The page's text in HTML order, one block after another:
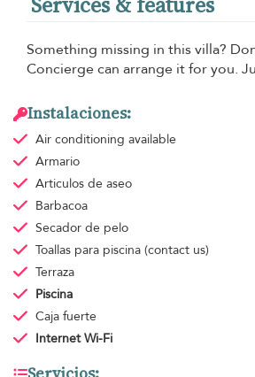
Something missing in this villa?
Concierge can arrange it for you.
Instalaciones:
Air conditioning available
Armario
Articulos de aseo
Barbacoa
Secador de pelo
Toallas para piscina (contact us)
Terraza
Piscina
Caja fuerte
Internet Wi-Fi